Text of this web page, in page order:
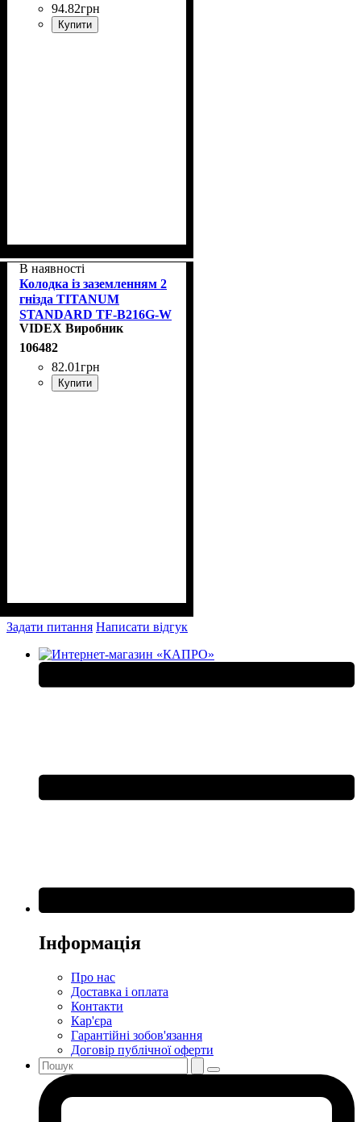
94.82грн
Купити
В наявності
Колодка із заземленням 2
гнізда TITANUM
STANDARD TF-B216G-W
VIDEX Виробник
106482
82.01грн
Купити
Задати питання Написати відгук
Інформація
Про нас
Доставка і оплата
Контакти
Кар'єра
Гарантійні зобов'язання
Договір публічної оферти